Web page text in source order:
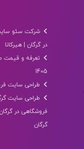
شرکت سئو
در گرگان | هیرکانا
تعرفه و قیمت
1405
طراحی سایت
طراحی سایت
فروشگاهی در
گرگان